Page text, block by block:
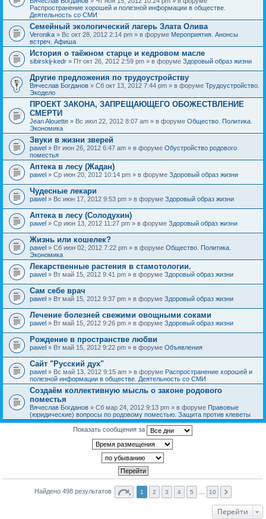
Распространение хорошей и полезной информации в обществе.
Деятельность со СМИ
Семейный экологический лагерь Злата Олива
Veronika » Вс окт 28, 2012 2:14 pm » в форуме Мероприятия. Анонсы
встреч. Афиша
История о таёжном старце и кедровом масле
sibirskij-kedr » Пт окт 26, 2012 2:59 pm » в форуме Здоровый образ жизни
Другие предложения по трудоустройству
Вячеслав Богданов » Сб окт 13, 2012 7:44 pm » в форуме Трудоустройство.
Экодело
ПРОЕКТ ЗАКОНА, ЗАПРЕЩАЮЩЕГО ОБОЖЕСТВЛЕНИЕ
СМЕРТИ
Jean Alouette » Вс июл 22, 2012 8:07 am » в форуме Общество. Политика.
Экономика
Звуки в жизни зверей
pawel » Вт июн 26, 2012 6:47 am » в форуме Обустройство родового
поместья
Аптека в лесу (Жадан)
pawel » Ср июн 20, 2012 10:14 pm » в форуме Здоровый образ жизни
Чудесные лекари
pawel » Вс июн 17, 2012 9:53 pm » в форуме Здоровый образ жизни
Аптека в лесу (Солодухин)
pawel » Ср июн 13, 2012 11:27 pm » в форуме Здоровый образ жизни
Жизнь или кошелек?
pawel » Сб июн 02, 2012 7:22 pm » в форуме Общество. Политика.
Экономика
Лекарственные растения в стамотологии.
pawel » Вт май 15, 2012 9:41 pm » в форуме Здоровый образ жизни
Сам себе врач
pawel » Вт май 15, 2012 9:37 pm » в форуме Здоровый образ жизни
Лечение болезней свежими овощными соками
pawel » Вт май 15, 2012 9:26 pm » в форуме Здоровый образ жизни
Рождение в пространстве любви
pawel » Вт май 15, 2012 9:22 pm » в форуме Объявления
Сайт "Русский дух"
pawel » Вс май 13, 2012 9:15 am » в форуме Распространение хорошей и
полезной информации в обществе. Деятельность со СМИ
Создаём коллективную мысль о законе родового
поместья
Вячеслав Богданов » Сб мар 24, 2012 9:13 pm » в форуме Правовые
(юридические) вопросы по родовому поместью. Защита против клеветы
Показать сообщения за
Найдено 498 результатов 1 2 3 4 5 10
Перейти